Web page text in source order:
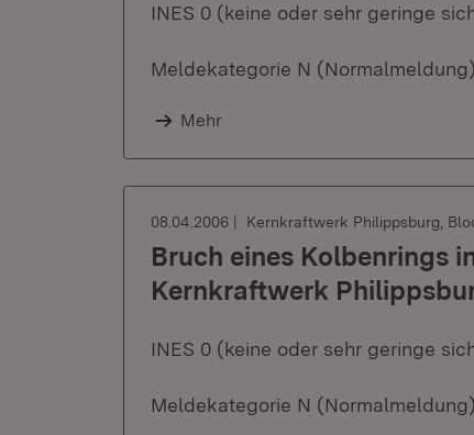
INES 0 (keine oder sehr geringe
Meldekategorie N (Normalmeldung)
Mehr
08.04.2006 Kernkraftwerk Philippsburg,
Bruch eines Kolbenrings
Kernkraftwerk
INES 0 (keine oder sehr geringe
Meldekategorie N (Normalmeldung)